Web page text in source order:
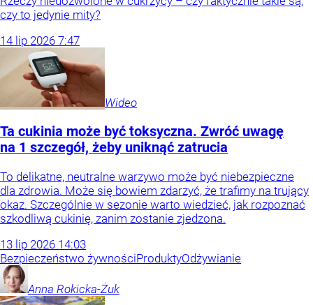
czy to jedynie mity?
14 lip 2026 7:47
Wideo
Ta cukinia może być toksyczna. Zwróć uwagę
na 1 szczegół, żeby uniknąć zatrucia
To delikatne, neutralne warzywo może być niebezpieczne
dla zdrowia. Może się bowiem zdarzyć, że trafimy na trujący
okaz. Szczególnie w sezonie warto wiedzieć, jak rozpoznać
szkodliwą cukinię, zanim zostanie zjedzona.
13 lip 2026 14:03
Bezpieczeństwo żywnościProduktyOdżywianie
Anna Rokicka-Żuk